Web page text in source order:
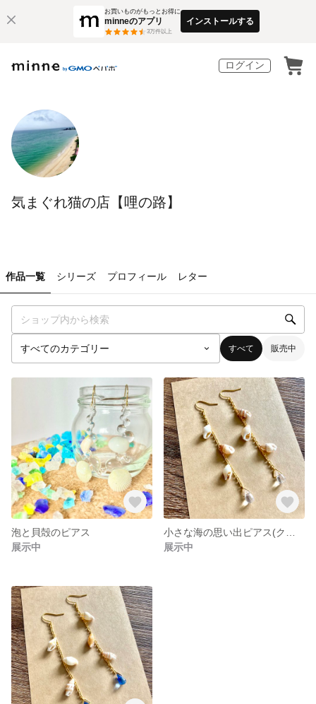
お買いものがもっとお得に
minneのアプリ
3万件以上
インストールする
ログイン
気まぐれ猫の店【哩の路】
作品一覧 シリーズ プロフィール レター
すべて 販売中
泡と貝殻のピアス
展示中
展示中